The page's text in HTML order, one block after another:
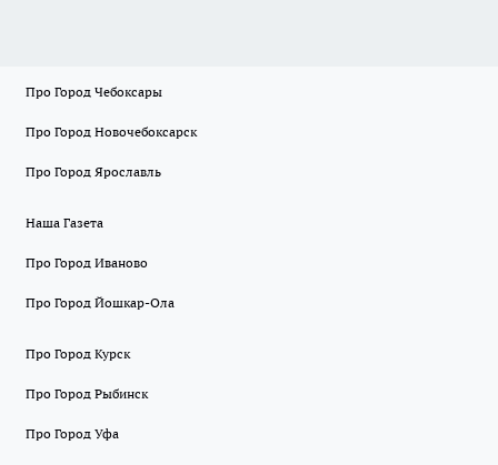
Про Город Чебоксары
Про Город Новочебоксарск
Про Город Ярославль
Наша Газета
Про Город Иваново
Про Город Йошкар-Ола
Про Город Курск
Про Город Рыбинск
Про Город Уфа